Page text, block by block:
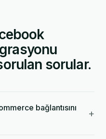
sorular.
bağlantısını
+